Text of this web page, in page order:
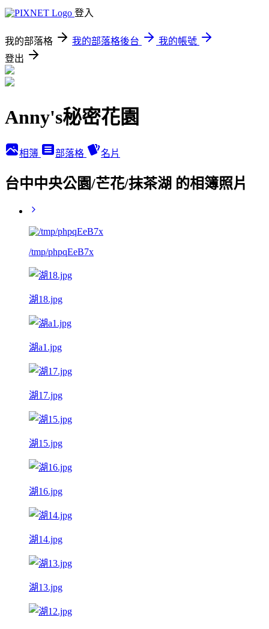
登入
我的部落格 我的部落格後台
我的帳號
登出
Anny's秘密花園
相簿 部落格 名片
台中中央公園/芒花/抹茶湖 的相簿照片
/tmp/phpqEeB7x
湖18.jpg
湖a1.jpg
湖17.jpg
湖15.jpg
湖16.jpg
湖14.jpg
湖13.jpg